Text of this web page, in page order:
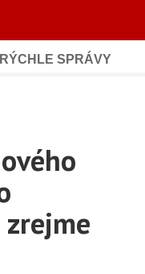
RÝCHLE SPRÁVY